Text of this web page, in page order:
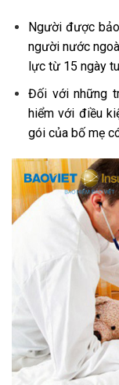
Người được
người nước
lực từ 15 ngày
Đối với những
hiểm với điều
gói của bố mẹ